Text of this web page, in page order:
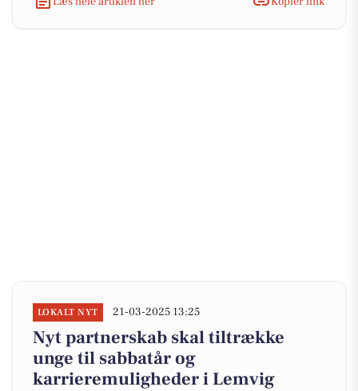
LOKALT NYT 21-03-2025 13:25
Nyt partnerskab skal tiltrække
unge til sabbatår og
karrieremuligheder i Lemvig